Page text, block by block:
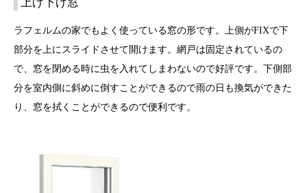
ラフェルムの家でもよく使っている窓の形です。上側がFIXで下
部分を上にスライドさせて開けます。網戸は固定されているの
で、窓を閉める時に虫を入れてしまわないので好評です。下側部
分を室内側に斜めに倒すことができるので雨の日も換気ができた
り、窓を拭くことができるので便利です。